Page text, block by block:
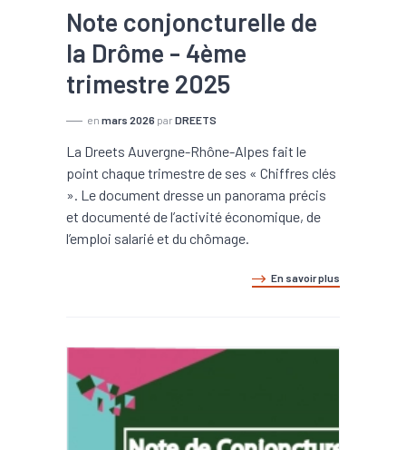
Note conjoncturelle de
la Drôme - 4ème
trimestre 2025
en mars 2026 par DREETS
La Dreets Auvergne-Rhône-Alpes fait le
point chaque trimestre de ses « Chiffres clés
». Le document dresse un panorama précis
et documenté de l’activité économique, de
l’emploi salarié et du chômage.
En savoir plus